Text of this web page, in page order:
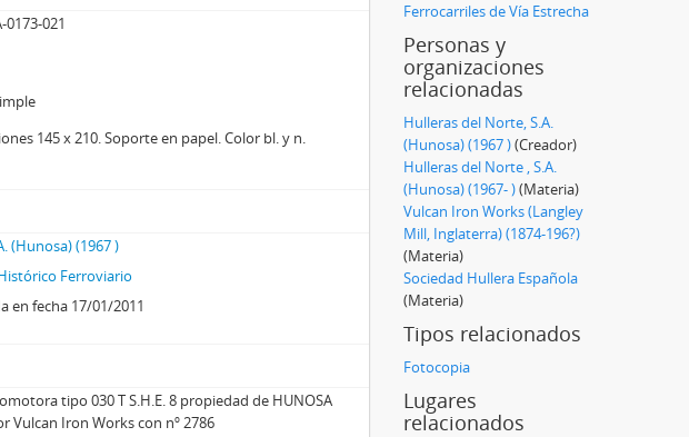
0173-021
145 x 210. Soporte en papel. Color bl. y n.
(Hunosa) (1967 )
Ferroviario
en fecha 17/01/2011
tipo 030 T S.H.E. 8 propiedad de HUNOSA
Vulcan Iron Works con nº 2786
Ferrocarriles de Vía Estrecha
Personas y
organizaciones
relacionadas
Hulleras del Norte, S.A.
(Hunosa) (1967 )(Creador)
Hulleras del Norte , S.A.
(Hunosa) (1967- )(Materia)
Vulcan Iron Works (Langley
Mill, Inglaterra) (1874-196?)
(Materia)
Sociedad Hullera Española
(Materia)
Tipos relacionados
Fotocopia
Lugares
relacionados